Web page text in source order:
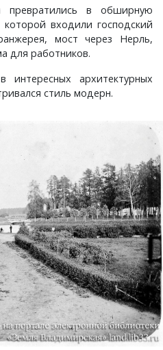
превратились в обширную
входили господский
мост через Нерль,
для работников.
архитектурных
стиль модерн.